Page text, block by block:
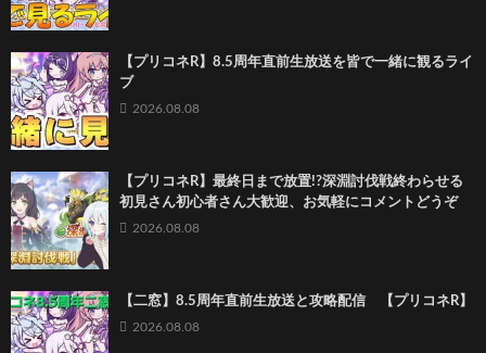
【プリコネR】8.5周年直前生放送を皆で一緒に観るライ
ブ
2026.08.08
【プリコネR】最終日まで放置!?深淵討伐戦終わらせる
初見さん初心者さん大歓迎、お気軽にコメントどうぞ
2026.08.08
【二窓】8.5周年直前生放送と攻略配信 【プリコネR】
2026.08.08